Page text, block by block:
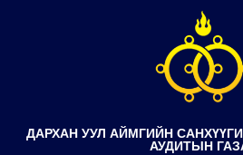
ДАРХАН УУЛ АЙМГИЙН
АУДИТЫН